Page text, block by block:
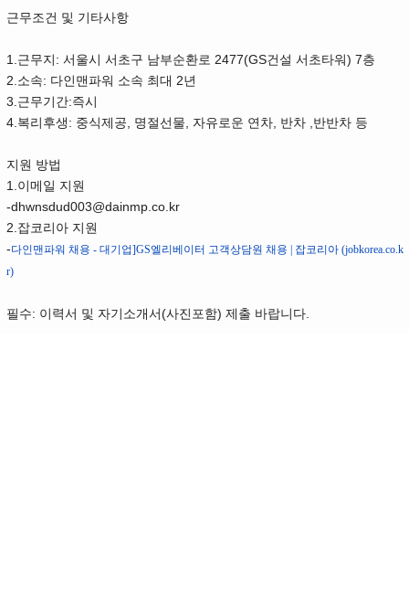
근무조건 및 기타사항
1.근무지: 서울시 서초구 남부순환로 2477(GS건설 서초타워) 7층
2.소속: 다인맨파워 소속 최대 2년
3.근무기간:즉시
4.복리후생: 중식제공, 명절선물, 자유로운 연차, 반차 ,반반차 등
지원 방법
1.이메일 지원
-dhwnsdud003@dainmp.co.kr
2.잡코리아 지원
-다인맨파워 채용 - 대기업]GS엘리베이터 고객상담원 채용 | 잡코리아 (jobkorea.co.k
r)
필수: 이력서 및 자기소개서(사진포함) 제출 바랍니다.